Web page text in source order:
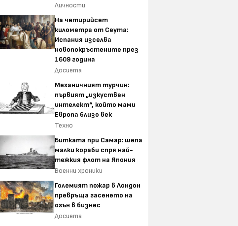
Личности
На четирийсет
километра от Сеута:
Испания изселва
новопокръстените през
1609 година
Досиета
Механичният турчин:
първият „изкуствен
интелект“, който мами
Европа близо век
Техно
Битката при Самар: шепа
малки кораби спря най-
тежкия флот на Япония
Военни хроники
Големият пожар в Лондон
превръща гасенето на
огън в бизнес
Досиета